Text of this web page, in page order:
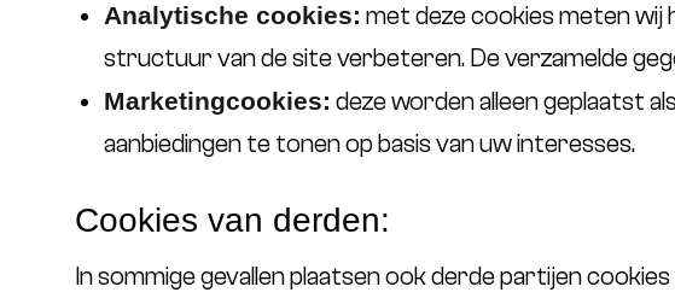
Analytische cookies: met deze cookies meten wij
structuur van de site verbeteren. De verzamelde
Marketingcookies: deze worden alleen geplaatst
aanbiedingen te tonen op basis van uw interesses.
Cookies van derden:
In sommige gevallen plaatsen ook derde partijen